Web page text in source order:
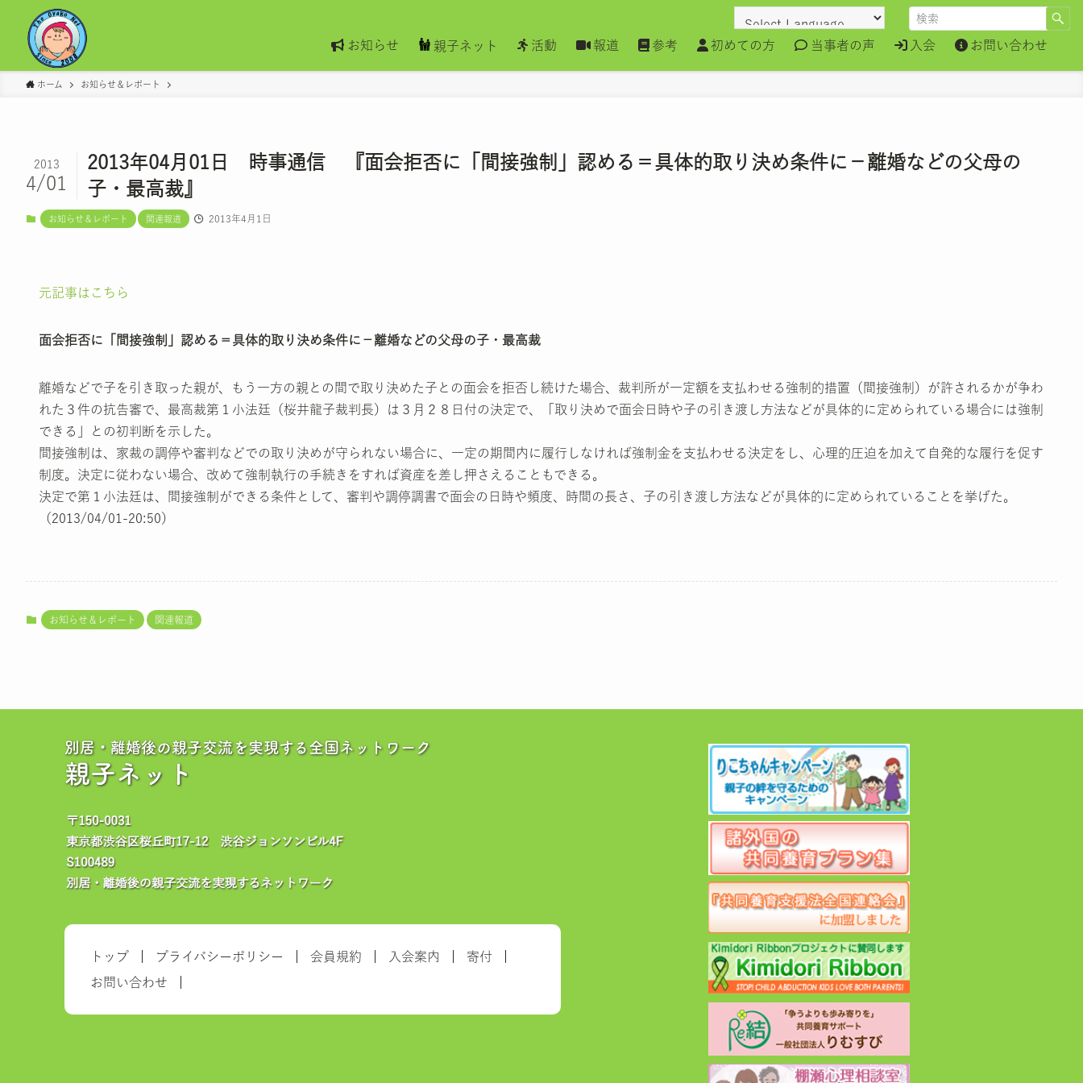
お知らせ 親子ネット 活動 報道 参考 初めての方 当事者の声 入会 お問い合わせ
ホーム お知らせ＆レポート
2013年04月01日 時事通信 『面会拒否に「間接強制」認める＝具体的取り決め条件に－離婚などの父母の
子・最高裁』
2013
4/01
お知らせ＆レポート 関連報道 2013年4月1日
元記事はこちら
面会拒否に「間接強制」認める＝具体的取り決め条件に－離婚などの父母の子・最高裁
離婚などで子を引き取った親が、もう一方の親との間で取り決めた子との面会を拒否し続けた場合、裁判所が一定額を支払わせる強制的措置（間接強制）が許されるかが争わ
れた３件の抗告審で、最高裁第１小法廷（桜井龍子裁判長）は３月２８日付の決定で、「取り決めで面会日時や子の引き渡し方法などが具体的に定められている場合には強制
できる」との初判断を示した。
間接強制は、家裁の調停や審判などでの取り決めが守られない場合に、一定の期間内に履行しなければ強制金を支払わせる決定をし、心理的圧迫を加えて自発的な履行を促す
制度。決定に従わない場合、改めて強制執行の手続きをすれば資産を差し押さえることもできる。
決定で第１小法廷は、間接強制ができる条件として、審判や調停調書で面会の日時や頻度、時間の長さ、子の引き渡し方法などが具体的に定められていることを挙げた。
（2013/04/01-20:50）
お知らせ＆レポート 関連報道
別居・離婚後の親子交流を実現する全国ネットワーク
親子ネット
トップ プライバシーポリシー 会員規約 入会案内
寄付
お問い合わせ